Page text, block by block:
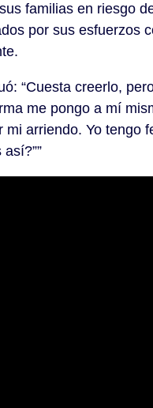
familias en riesgo
por sus esfuerzos
“Cuesta creerlo,
me pongo a mí
mi arriendo. Yo tengo